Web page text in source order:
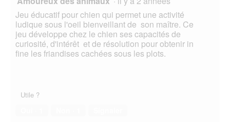
Jeu éducatif pour chien qui permet une activité
ludique sous l'oeil bienveillant de son maître. Ce
jeu développe chez le chien ses capacités de
curiosité, d'intérêt et de résolution pour obtenir in
fine les friandises cachées sous les plots.
Utile ?